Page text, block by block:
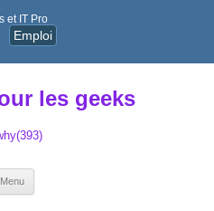
et IT Pro
Emploi
les geeks
Menu